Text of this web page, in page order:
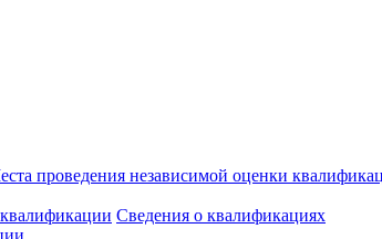
проведения независимой оценки
Сведения о квалификациях